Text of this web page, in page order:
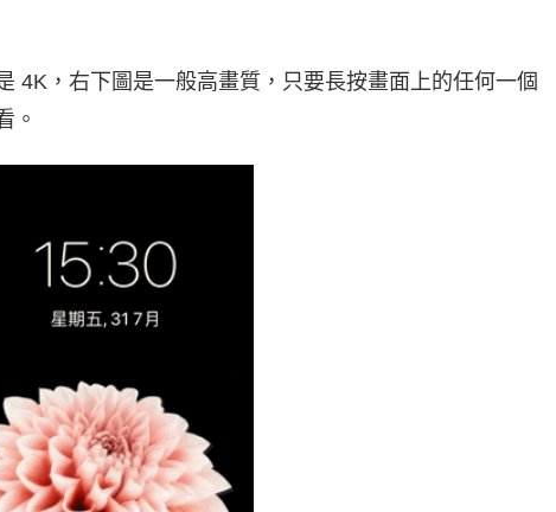
4K，右下圖是一般高畫質，只要長按畫面上的任何一個
。